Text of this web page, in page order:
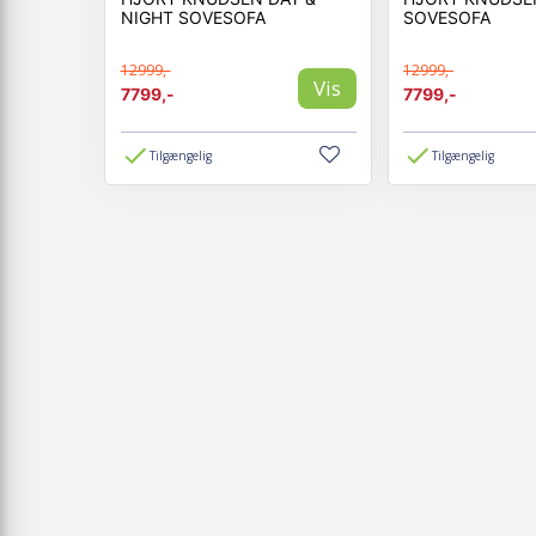
NIGHT SOVESOFA
12999,-
7799,-
Vis
Tilgængelig
SOVESOFA
12999,-
7799,-
Tilgængelig